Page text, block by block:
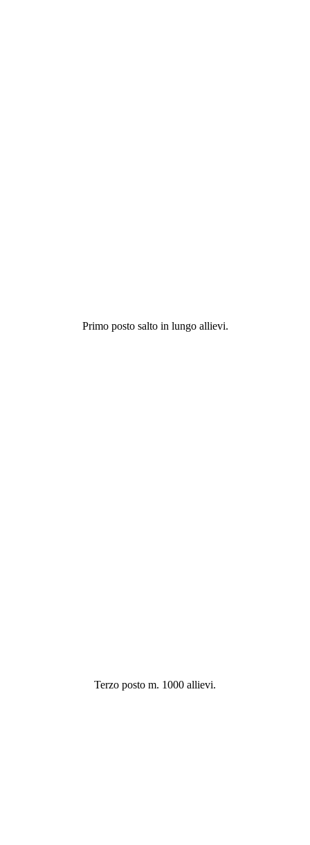
Primo posto salto in lungo allievi.
Terzo posto m. 1000 allievi.